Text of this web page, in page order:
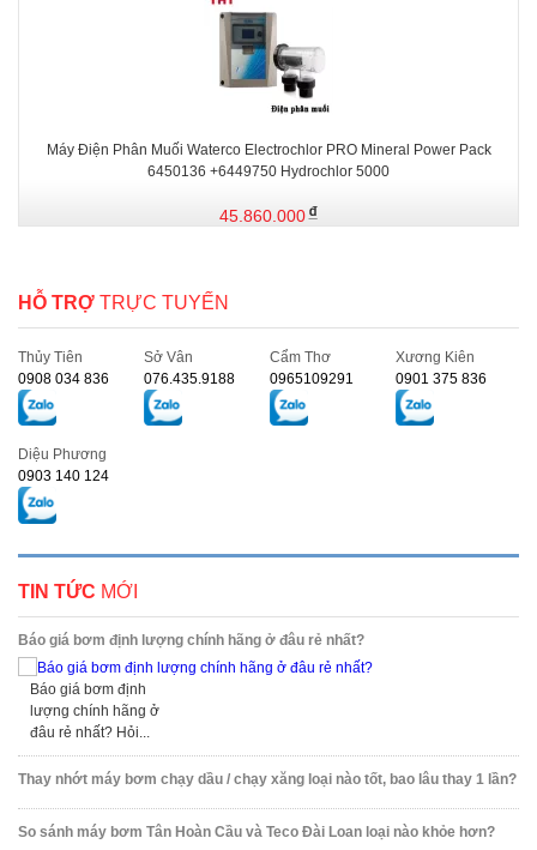
Máy Điện Phân Muối Waterco Electrochlor PRO Mineral Power Pack
6450136 +6449750 Hydrochlor 5000
45.860.000
HỖ TRỢ TRỰC TUYẾN
Thủy Tiên
0908 034 836
Sở Vân
076.435.9188
Cẩm Thơ
0965109291
Xương Kiên
0901 375 836
Diệu Phương
0903 140 124
TIN TỨC MỚI
Báo giá bơm định lượng chính hãng ở đâu rẻ nhất?
Báo giá bơm định
lượng chính hãng ở
đâu rẻ nhất? Hỏi...
Thay nhớt máy bơm chạy dầu / chạy xăng loại nào tốt, bao lâu thay 1 lần?
So sánh máy bơm Tân Hoàn Cầu và Teco Đài Loan loại nào khỏe hơn?